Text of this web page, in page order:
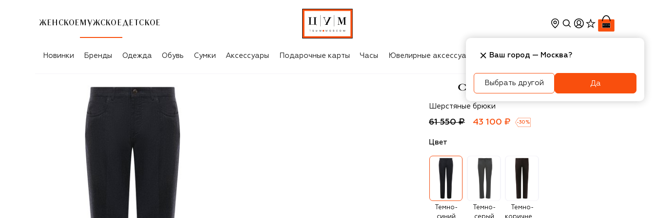
ЖЕНСКОЕ МУЖСКОЕ ДЕТСКОЕ
Новинки Бренды Одежда Обувь Сумки Аксессуары Подарочные карты Часы Ювелирные аксессуары Косметика Интерьер
Canali
Шерстяные брюки
61 550 ₽ 43 100 ₽ -30 %
Цвет
Темно-
Темно-
Темно-
Ваш город — Москва?
Выбрать другой Да